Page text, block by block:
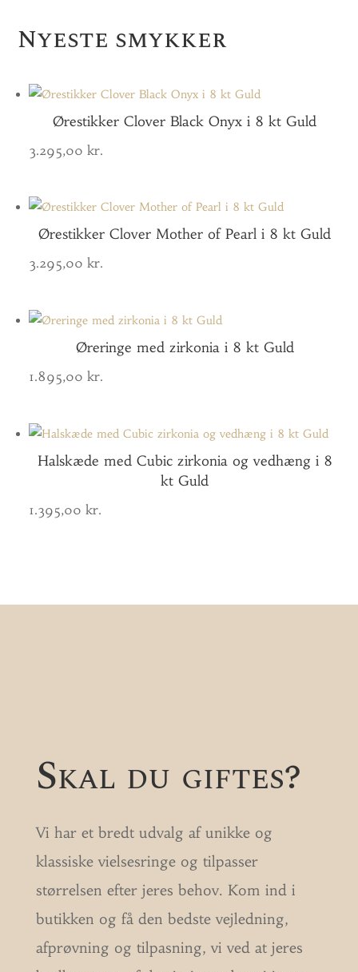
Nyeste smykker
Ørestikker Clover Black Onyx i 8 kt Guld
3.295,00kr.
Ørestikker Clover Mother of Pearl i 8 kt Guld
3.295,00kr.
Øreringe med zirkonia i 8 kt Guld
1.895,00kr.
Halskæde med Cubic zirkonia og vedhæng i 8
kt Guld
1.395,00kr.
Skal du giftes?
Vi har et bredt udvalg af unikke og
klassiske vielsesringe og tilpasser
størrelsen efter jeres behov. Kom ind i
butikken og få den bedste vejledning,
afprøvning og tilpasning, vi ved at jeres